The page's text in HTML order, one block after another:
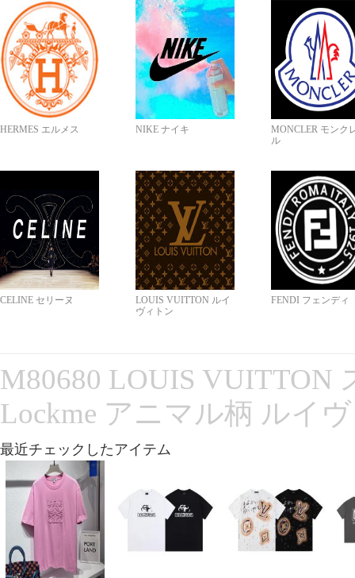
HERMES エルメス NIKE ナイキ
MONCLER モンク
ル
CELINE セリーヌ
LOUIS VUITTON ルイ
ヴィトン
FENDI フェンディ
M80680 LOUIS VUITTON
Lockme アニマル柄 ルイ
最近チェックしたアイテム